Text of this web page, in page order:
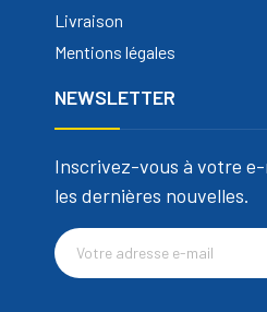
Livraison
Mentions légales
NEWSLETTER
Inscrivez-vous à votre
les dernières nouvelles.